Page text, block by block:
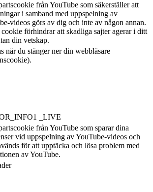
från YouTube som säkerställer att
i samband med uppspelning av
videos görs av dig och inte av någon annan.
förhindrar att skadliga sajter agerar i ditt
din vetskap.
när du stänger ner din webbläsare
_LIVE
från YouTube som sparar dina
vid uppspelning av YouTube-videos och
för att upptäcka och lösa problem med
av YouTube.